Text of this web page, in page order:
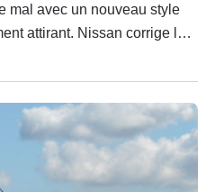
mal avec un nouveau style
attirant. Nissan corrige le